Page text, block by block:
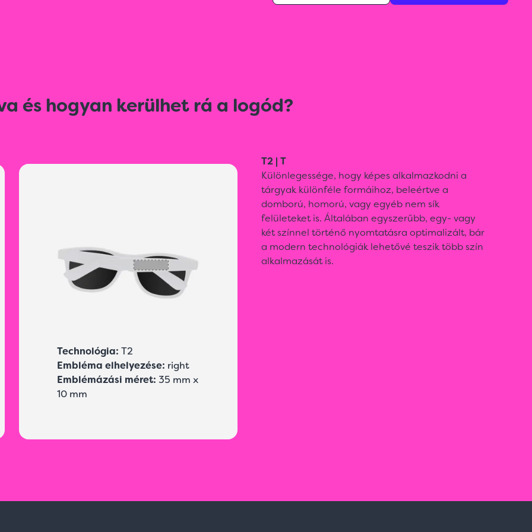
és hogyan kerülhet rá a logód?
Technológia: T2
Embléma elhelyezése: right
Emblémázási méret: 35 mm x
10 mm
T2 | T
Különlegessége, hogy képes alkalmazkodni a
tárgyak különféle formáihoz, beleértve a
domború, homorú, vagy egyéb nem sík
felületeket is. Általában egyszerűbb, egy- vagy
két színnel történő nyomtatásra optimalizált, bár
a modern technológiák lehetővé teszik több szín
alkalmazását is.